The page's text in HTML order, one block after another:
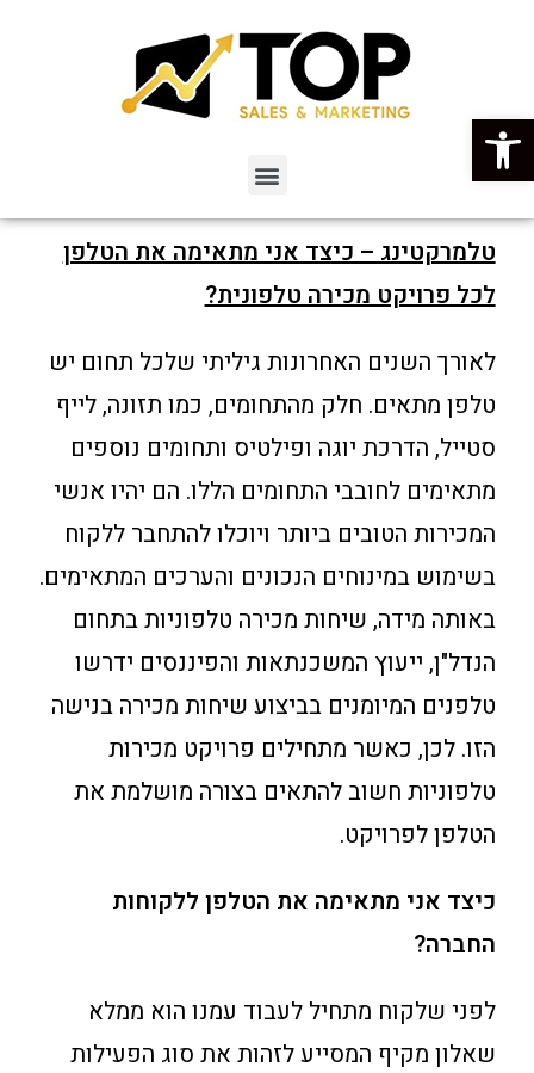
פתח סרגל נגישות
טלמרקטינג – כיצד אני מתאימה את הטלפן
לכל פרויקט מכירה טלפונית?
לאורך השנים האחרונות גיליתי שלכל תחום יש
טלפן מתאים. חלק מהתחומים, כמו תזונה, לייף
סטייל, הדרכת יוגה ופילטיס ותחומים נוספים
מתאימים לחובבי התחומים הללו. הם יהיו אנשי
המכירות הטובים ביותר ויוכלו להתחבר ללקוח
בשימוש במינוחים הנכונים והערכים המתאימים.
באותה מידה, שיחות מכירה טלפוניות בתחום
הנדל"ן, ייעוץ המשכנתאות והפיננסים ידרשו
טלפנים המיומנים בביצוע שיחות מכירה בנישה
הזו. לכן, כאשר מתחילים פרויקט מכירות
טלפוניות חשוב להתאים בצורה מושלמת את
הטלפן לפרויקט.
כיצד אני מתאימה את הטלפן ללקוחות
החברה?
לפני שלקוח מתחיל לעבוד עמנו הוא ממלא
שאלון מקיף המסייע לזהות את סוג הפעילות